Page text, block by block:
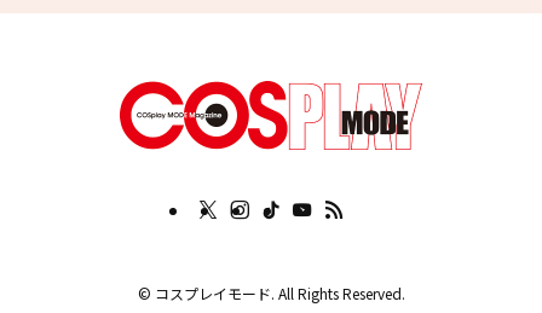
© コスプレイモード. All Rights Reserved.